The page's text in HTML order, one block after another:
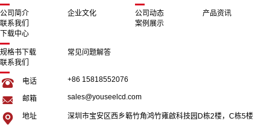
公司简介
企业文化
联系我们
公司动态
产品资讯
案例展示
下载中心
规格书下载
常见问题解答
联系我们
电话 +86 15818552076
邮箱 sales@youseelcd.com
地址 深圳市宝安区西乡簕竹角鸿竹雍啟科技园D栋2楼，C栋5楼